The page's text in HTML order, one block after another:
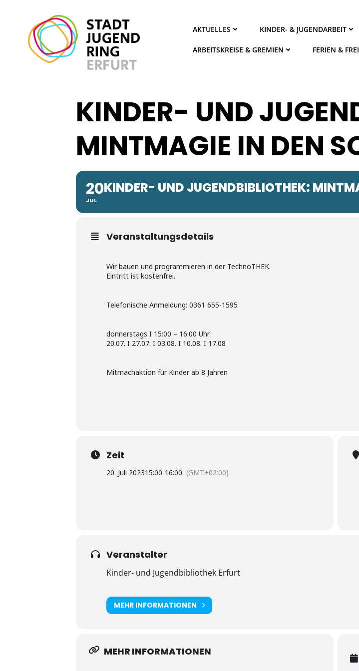
springen
AKTUELLES KINDER- & JUGENDARBEIT
ARBEITSKREISE & GREMIEN FERIEN &
KINDER- UND
MINTMAGIE IN DEN
20
JUL
KINDER- UND JUGENDBIBLIOTHEK:
Veranstaltungsdetails
Wir bauen und programmieren in der TechnoTHEK.
Eintritt ist kostenfrei.
Telefonische Anmeldung: 0361 655-1595
donnerstags I 15:00 – 16:00 Uhr
20.07. I 27.07. I 03.08. I 10.08. I 17.08
Mitmachaktion für Kinder ab 8 Jahren
Zeit
20. Juli 202315:00-16:00 (GMT+02:00)
Veranstalter
Kinder- und Jugendbibliothek Erfurt
MEHR INFORMATIONEN
MEHR INFORMATIONEN